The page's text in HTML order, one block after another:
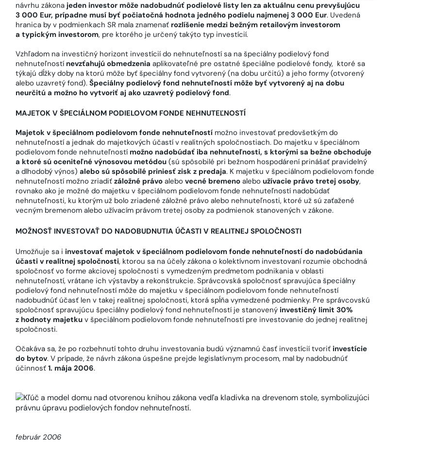
návrhu zákona jeden investor môže nadobudnúť podielové listy len za aktuálnu cenu prevyšujúcu
3 000 Eur, prípadne musí byť počiatočná hodnota jedného podielu najmenej 3 000 Eur. Uvedená
hranica by v podmienkach SR mala znamenať rozlíšenie medzi bežným retailovým investorom
a typickým investorom, pre ktorého je určený takýto typ investícií.
Vzhľadom na investičný horizont investícií do nehnuteľností sa na špeciálny podielový fond
nehnuteľností nevzťahujú obmedzenia aplikovateľné pre ostatné špeciálne podielové fondy, ktoré sa
týkajú dĺžky doby na ktorú môže byť špeciálny fond vytvorený (na dobu určitú) a jeho formy (otvorený
alebo uzavretý fond). Špeciálny podielový fond nehnuteľností môže byť vytvorený aj na dobu
neurčitú a možno ho vytvoriť aj ako uzavretý podielový fond.
MAJETOK V ŠPECIÁLNOM PODIELOVOM FONDE NEHNUTEĽNOSTÍ
Majetok v špeciálnom podielovom fonde nehnuteľností možno investovať predovšetkým do
nehnuteľností a jednak do majetkových účastí v realitných spoločnostiach. Do majetku v špeciálnom
podielovom fonde nehnuteľností možno nadobúdať iba nehnuteľnosti, s ktorými sa bežne obchoduje
a ktoré sú oceniteľné výnosovou metódou (sú spôsobilé pri bežnom hospodárení prinášať pravidelný
a dlhodobý výnos) alebo sú spôsobilé priniesť zisk z predaja. K majetku v špeciálnom podielovom fonde
nehnuteľností možno zriadiť záložné právo alebo vecné bremeno alebo užívacie právo tretej osoby,
rovnako ako je možné do majetku v špeciálnom podielovom fonde nehnuteľností nadobúdať
nehnuteľnosti, ku ktorým už bolo zriadené záložné právo alebo nehnuteľnosti, ktoré už sú zaťažené
vecným bremenom alebo užívacím právom tretej osoby za podmienok stanovených v zákone.
MOŽNOSŤ INVESTOVAŤ DO NADOBUDNUTIA ÚČASTI V REALITNEJ SPOLOČNOSTI
Umožňuje sa i investovať majetok v špeciálnom podielovom fonde nehnuteľností do nadobúdania
účasti v realitnej spoločnosti, ktorou sa na účely zákona o kolektívnom investovaní rozumie obchodná
spoločnosť vo forme akciovej spoločnosti s vymedzeným predmetom podnikania v oblasti
nehnuteľností, vrátane ich výstavby a rekonštrukcie. Správcovská spoločnosť spravujúca špeciálny
podielový fond nehnuteľností môže do majetku v špeciálnom podielovom fonde nehnuteľností
nadobudnúť účasť len v takej realitnej spoločnosti, ktorá spĺňa vymedzené podmienky. Pre správcovskú
spoločnosť spravujúcu špeciálny podielový fond nehnuteľností je stanovený investičný limit 30%
z hodnoty majetku v špeciálnom podielovom fonde nehnuteľností pre investovanie do jednej realitnej
spoločnosti.
Očakáva sa, že po rozbehnutí tohto druhu investovania budú významnú časť investícií tvoriť investície
do bytov. V prípade, že návrh zákona úspešne prejde legislatívnym procesom, mal by nadobudnúť
účinnosť 1. mája 2006.
február 2006